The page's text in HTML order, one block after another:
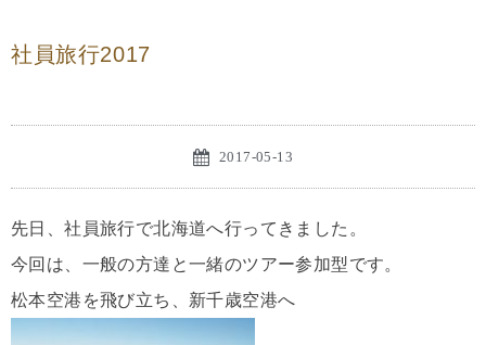
社員旅行2017
2017-05-13
先日、社員旅行で北海道へ行ってきました。
今回は、一般の方達と一緒のツアー参加型です。
松本空港を飛び立ち、新千歳空港へ